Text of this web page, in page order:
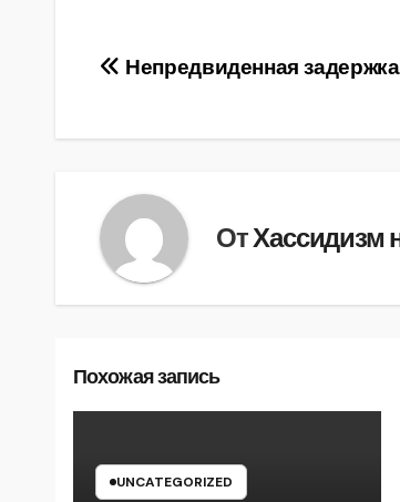
Навигация
Непредвиденная задержка
ОтХассидизм
Похожая запись
UNCATEGORIZED